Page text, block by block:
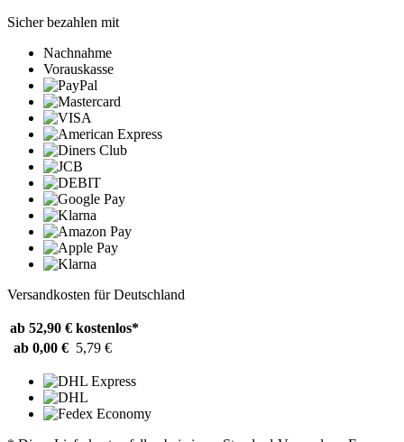
Sicher bezahlen mit
Nachnahme
Vorauskasse
Versandkosten für Deutschland
ab 52,90 € kostenlos*
ab 0,00 € 5,79 €